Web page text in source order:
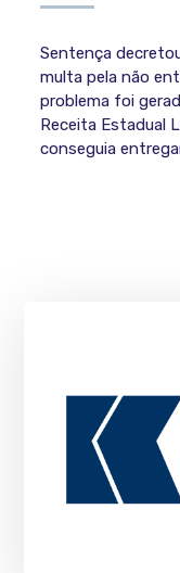
Sentença
multa pela não
problema foi
Receita Estadual
conseguia